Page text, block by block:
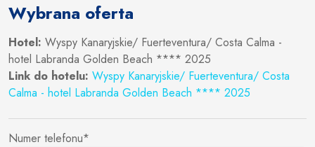
Wybrana oferta
Hotel: Wyspy Kanaryjskie/ Fuerteventura/ Costa Calma -
hotel Labranda Golden Beach **** 2025
Link do hotelu: Wyspy Kanaryjskie/ Fuerteventura/ Costa
Calma - hotel Labranda Golden Beach **** 2025
Numer telefonu*